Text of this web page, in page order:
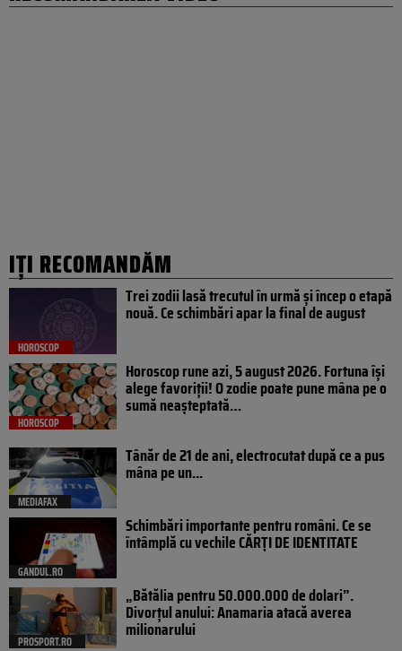
IȚI RECOMANDĂM
HOROSCOP
Trei zodii lasă trecutul în urmă și încep o etapă
nouă. Ce schimbări apar la final de august
HOROSCOP
Horoscop rune azi, 5 august 2026. Fortuna își
alege favoriții! O zodie poate pune mâna pe o
sumă neașteptată…
MEDIAFAX
Tânăr de 21 de ani, electrocutat după ce a pus
mâna pe un...
GANDUL.RO
Schimbări importante pentru români. Ce se
întâmplă cu vechile CĂRȚI DE IDENTITATE
PROSPORT.RO
„Bătălia pentru 50.000.000 de dolari”.
Divorțul anului: Anamaria atacă averea
milionarului